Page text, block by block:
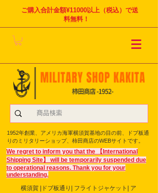
ご購入合計金額¥11000以上（税込）で送
料無料！
1952年創業、アメリカ海軍横須賀基地の目の前、ドブ板通
りのミリタリーショップ、柿田商店のWEBサイトです。
We regret to inform you that the 【International
Shipping Site】 will be temporarily suspended due
to operational reasons. Thank you for your
understanding.
横須賀 |ドブ板通り| フライト ジャケット| ア